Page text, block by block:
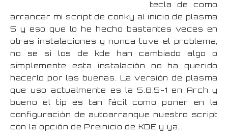
tecla de como
arrancar mi script de conky al inicio de plasma
5 y eso que lo he hecho bastantes veces en
otras instalaciones y nunca tuve el problema,
no se si los de kde han cambiado algo o
simplemente esta instalación no ha querido
hacerlo por las buenas. La versión de plasma
que uso actualmente es la 5.8.5-1 en Arch y
bueno el tip es tan fácil como poner en la
configuración de autoarranque nuestro script
con la opción de Preinicio de KDE y ya…